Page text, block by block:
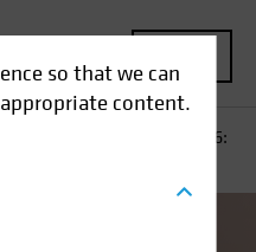
so that we can
content.
Ausblick Anleihenmarkt 2026: